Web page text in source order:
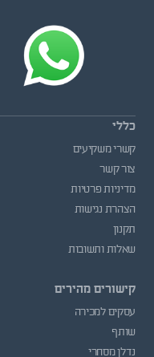
כללי
קשרי משקיעים
צור קשר
מדיניות פרטיות
הצהרת נגישות
תקנון
שאלות ותשובות
קישורים מהירים
עסקים למכירה
שותף
נדלן מסחרי